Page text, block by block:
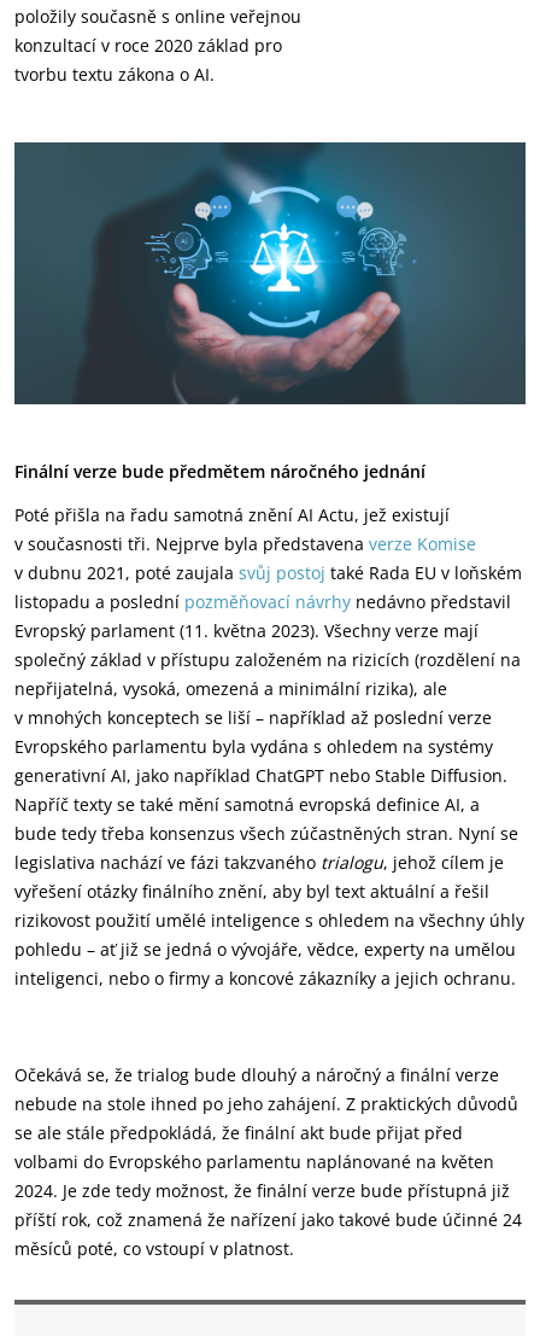
položily současně s online veřejnou
konzultací v roce 2020 základ pro
tvorbu textu zákona o AI.
Finální verze bude předmětem náročného jednání
Poté přišla na řadu samotná znění AI Actu, jež existují
v současnosti tři. Nejprve byla představena verze Komise
v dubnu 2021, poté zaujala svůj postoj také Rada EU v loňském
listopadu a poslední pozměňovací návrhy nedávno představil
Evropský parlament (11. května 2023). Všechny verze mají
společný základ v přístupu založeném na rizicích (rozdělení na
nepřijatelná, vysoká, omezená a minimální rizika), ale
v mnohých konceptech se liší – například až poslední verze
Evropského parlamentu byla vydána s ohledem na systémy
generativní AI, jako například ChatGPT nebo Stable Diffusion.
Napříč texty se také mění samotná evropská definice AI, a
bude tedy třeba konsenzus všech zúčastněných stran. Nyní se
legislativa nachází ve fázi takzvaného trialogu, jehož cílem je
vyřešení otázky finálního znění, aby byl text aktuální a řešil
rizikovost použití umělé inteligence s ohledem na všechny úhly
pohledu – ať již se jedná o vývojáře, vědce, experty na umělou
inteligenci, nebo o firmy a koncové zákazníky a jejich ochranu.
Očekává se, že trialog bude dlouhý a náročný a finální verze
nebude na stole ihned po jeho zahájení. Z praktických důvodů
se ale stále předpokládá, že finální akt bude přijat před
volbami do Evropského parlamentu naplánované na květen
2024. Je zde tedy možnost, že finální verze bude přístupná již
příští rok, což znamená že nařízení jako takové bude účinné 24
měsíců poté, co vstoupí v platnost.